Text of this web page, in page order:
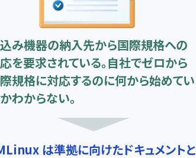
み機器の納入先から国際規格への
を要求されている。自社でゼロから
規格に対応するのに何から始めてい
わからない。
は準拠に向けたドキュメントと